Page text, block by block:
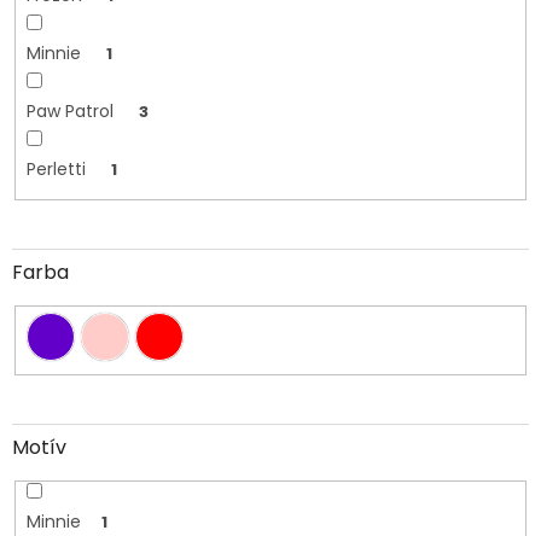
Minnie 1
Paw Patrol 3
Perletti 1
Farba
Motív
Minnie 1